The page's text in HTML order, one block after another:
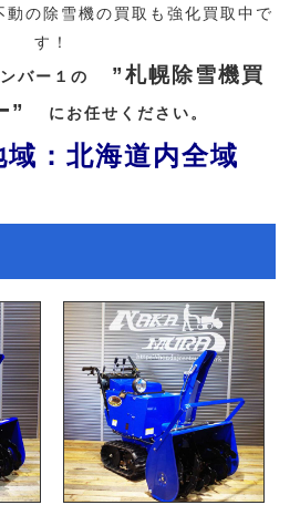
動の除雪機の買取も強化買取中で
す！
バー１の
”札幌除雪機買
”
にお任せください。
域：北海道内全域